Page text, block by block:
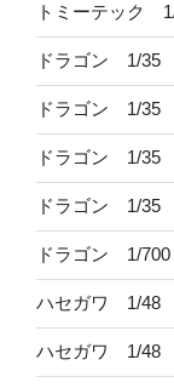
トミーテック
ドラゴン 1/35
ドラゴン 1/35
ドラゴン 1/35
ドラゴン 1/35
ドラゴン 1/
ハセガワ 1/48
ハセガワ 1/48